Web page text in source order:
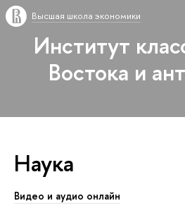
Высшая школа экономики
Институт
Востока и
Наука
Видео и аудио онлайн